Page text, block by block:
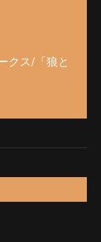
クス/「狼と